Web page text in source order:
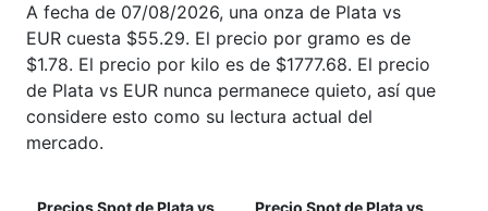
A fecha de 07/08/2026, una onza de Plata vs
EUR cuesta $55.29. El precio por gramo es de
$1.78. El precio por kilo es de $1777.68. El precio
de Plata vs EUR nunca permanece quieto, así que
considere esto como su lectura actual del
mercado.
Precios Spot de Plata vs
Precio Spot de Plata vs